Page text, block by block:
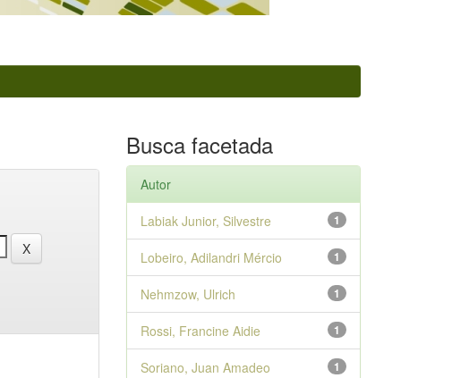
Busca facetada
Autor
1
Labiak Junior, Silvestre
1
Lobeiro, Adilandri Mércio
1
Nehmzow, Ulrich
1
Rossi, Francine Aidie
1
Soriano, Juan Amadeo